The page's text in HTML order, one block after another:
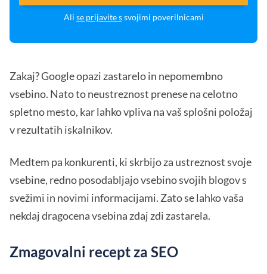
Ali se prijavite ssvojimi poverilnicami
Zakaj? Google opazi zastarelo in nepomembno
vsebino. Nato to neustreznost prenese na celotno
spletno mesto, kar lahko vpliva na vaš splošni položaj
v rezultatih iskalnikov.
Medtem pa konkurenti, ki skrbijo za ustreznost svoje
vsebine, redno posodabljajo vsebino svojih blogov s
svežimi in novimi informacijami. Zato se lahko vaša
nekdaj dragocena vsebina zdaj zdi zastarela.
Zmagovalni recept za SEO